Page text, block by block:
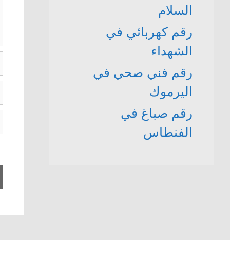
السلام
رقم كهربائي في
الشهداء
رقم فني صحي في
اليرموك
رقم صباغ في
الفنطاس